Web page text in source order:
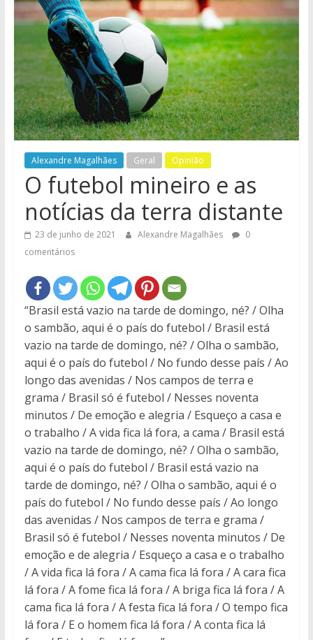
Região
Alexandre Magalhães Geral Opinião
O futebol mineiro e as
notícias da terra distante
23 de junho de 2021 Alexandre Magalhães
0
comentários
“Brasil está vazio na tarde de domingo, né? / Olha
o sambão, aqui é o país do futebol / Brasil está
vazio na tarde de domingo, né? / Olha o sambão,
aqui é o país do futebol / No fundo desse país / Ao
longo das avenidas / Nos campos de terra e
grama / Brasil só é futebol / Nesses noventa
minutos / De emoção e alegria / Esqueço a casa e
o trabalho / A vida fica lá fora, a cama / Brasil está
vazio na tarde de domingo, né? / Olha o sambão,
aqui é o país do futebol / Brasil está vazio na
tarde de domingo, né? / Olha o sambão, aqui é o
país do futebol / No fundo desse país / Ao longo
das avenidas / Nos campos de terra e grama /
Brasil só é futebol / Nesses noventa minutos / De
emoção e de alegria / Esqueço a casa e o trabalho
/ A vida fica lá fora / A cama fica lá fora / A cara fica
lá fora / A fome fica lá fora / A briga fica lá fora / A
cama fica lá fora / A festa fica lá fora / O tempo fica
lá fora / E o homem fica lá fora / A conta fica lá